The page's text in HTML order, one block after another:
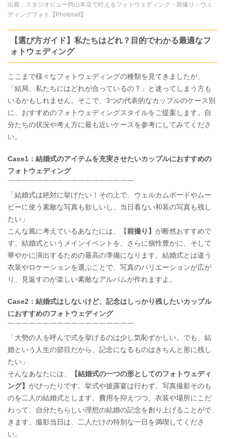
出典： スタジオビュー岡山本店で叶えるフォトウェディング・前撮り・ウェ
ディングフォト【Photorait】
【選び方ガイド】私たちはどれ？目的でわかる最適なフ
ォトウェディング
ここまで様々なフォトウェディングの種類を見てきましたが、
「結局、私たちにはどれが合っているの？」と迷ってしまう方も
いるかもしれません。そこで、3つの代表的なカップルのケース別
に、おすすめのフォトウェディングスタイルをご提案します。自
分たちの状況や考え方に最も近いケースを参考にしてみてくださ
い。
Case1：結婚式のアイテムを充実させたいカップルにおすすめの
フォトウェディング
￣￣￣￣￣￣￣￣￣￣￣￣￣￣￣￣￣￣
「結婚式は絶対に挙げたい！その上で、ウェルカムボードやムー
ビーに使う素敵な写真も欲しいし、当日着ない和装の写真も残し
たい」
こんな風に考えているあなたには、【前撮り】 が断然おすすめで
す。結婚式というメインイベントを、さらに個性豊かに、そして
華やかに演出するための最高の準備になります。結婚式とは違う
衣装やロケーションを選ぶことで、写真のバリエーションが広が
り、見返すのが楽しい素敵なアルバムが作れますよ。
Case2：結婚式はしないけど、記念はしっかり残したいカップル
におすすめのフォトウェディング
￣￣￣￣￣￣￣￣￣￣￣￣￣￣￣￣￣￣
「大勢の人を呼んで式を挙げるのは少し気恥ずかしい。でも、結
婚という人生の節目だから、記念になるものはきちんと形に残し
たい」
そんなあなたには、
【結婚式の一つの形としてのフォトウェディ
ング】 がぴったりです。挙式や披露宴は行わず、写真撮影そのも
のを二人の結婚式とします。費用を抑えつつ、衣装や場所にこだ
わって、自分たちらしい理想の結婚の記念を創り上げることがで
きます。撮影当日は、二人だけの特別な一日を満喫してくださ
い。